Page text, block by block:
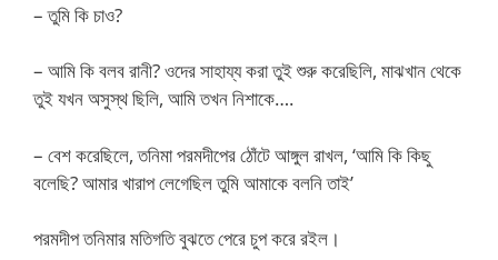
– তুমি কি চাও?
– আমি কি বলব রানী? ওদের সাহায্য করা তুই শুরু করেছিলি, মাঝখান থেকে
তুই যখন অসুস্থ ছিলি, আমি তখন নিশাকে….
– বেশ করেছিলে, তনিমা পরমদীপের ঠোঁটে আঙ্গুল রাখল, ‘আমি কি কিছু
বলেছি? আমার খারাপ লেগেছিল তুমি আমাকে বলনি তাই’
পরমদীপ তনিমার মতিগতি বুঝতে পেরে চুপ করে রইল।